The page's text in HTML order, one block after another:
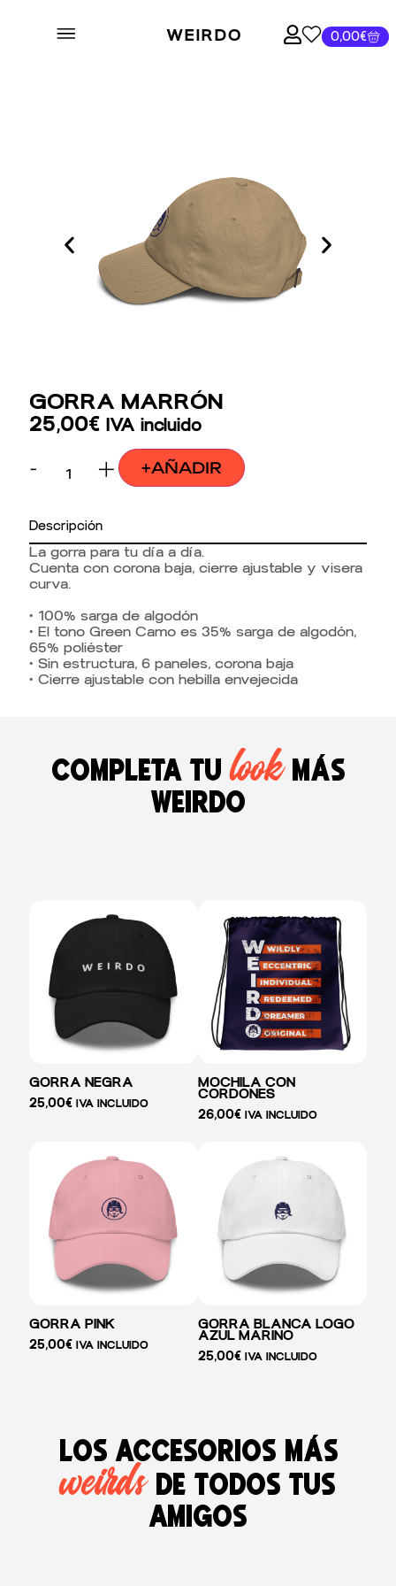
WEIRDO 0,00€
GORRA MARRÓN
25,00€ IVA incluido
- + +AÑADIR
Descripción
La gorra para tu día a día.
Cuenta con corona baja, cierre ajustable y visera
curva.
• 100% sarga de algodón
• El tono Green Camo es 35% sarga de algodón,
65% poliéster
• Sin estructura, 6 paneles, corona baja
• Cierre ajustable con hebilla envejecida
Completa tulook más
weirdo
GORRA NEGRA
25,00€ IVA INCLUIDO
MOCHILA CON
CORDONES
26,00€ IVA INCLUIDO
GORRA PINK
25,00€ IVA INCLUIDO
GORRA BLANCA LOGO
AZUL MARINO
25,00€ IVA INCLUIDO
Los accesorios más
weirds de todos tus
amigos